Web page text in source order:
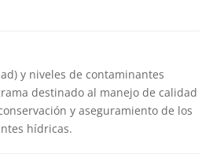
y niveles de contaminantes
destinado al manejo de calidad
y aseguramiento de los
hídricas.